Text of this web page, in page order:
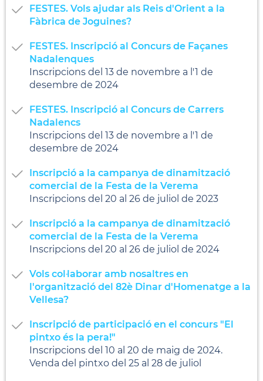
FESTES. Vols ajudar als Reis d'Orient a la
Fàbrica de Joguines?
FESTES. Inscripció al Concurs de Façanes
Nadalenques
Inscripcions del 13 de novembre a l'1 de
desembre de 2024
FESTES. Inscripció al Concurs de Carrers
Nadalencs
Inscripcions del 13 de novembre a l'1 de
desembre de 2024
Inscripció a la campanya de dinamització
comercial de la Festa de la Verema
Inscripcions del 20 al 26 de juliol de 2023
Inscripció a la campanya de dinamització
comercial de la Festa de la Verema
Inscripcions del 20 al 26 de juliol de 2024
Vols col·laborar amb nosaltres en
l'organització del 82è Dinar d'Homenatge a la
Vellesa?
Inscripció de participació en el concurs "El
pintxo és la pera!"
Inscripcions del 10 al 20 de maig de 2024.
Venda del pintxo del 25 al 28 de juliol